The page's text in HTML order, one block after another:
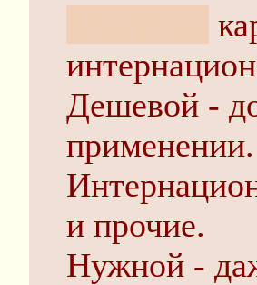
Дешевой -
применении.
и прочие.
Нужной -